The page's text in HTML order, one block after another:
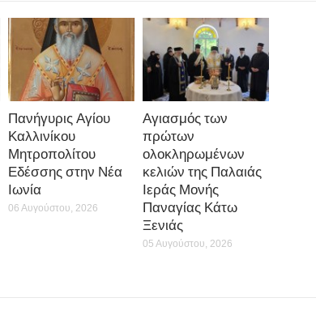
Πανήγυρις Αγίου
Καλλινίκου
Μητροπολίτου
Εδέσσης στην Νέα
Ιωνία
06 Αυγούστου, 2026
Αγιασμός των
πρώτων
ολοκληρωμένων
κελιών της Παλαιάς
Ιεράς Μονής
Παναγίας Κάτω
Ξενιάς
05 Αυγούστου, 2026